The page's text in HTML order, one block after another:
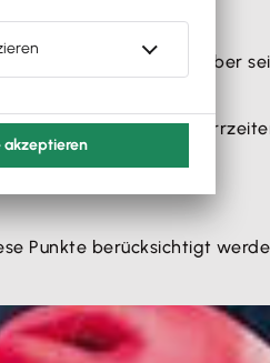
gegenüber
Hier können auch
Punkte berücksichtigt